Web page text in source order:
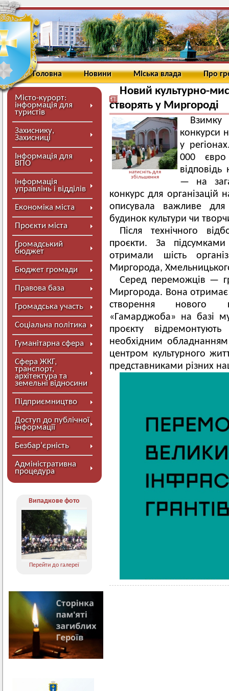
Головна Новини Міська влада Про
Місто-курорт:
інформація для
туристів
Захиснику,
Захисниці
Інформація для
ВПО
Інформація
управлінь і відділів
Економіка міста
Проєкти міста
Громадський
бюджет
Бюджет громади
Правова база
Громадська участь
Соціальна політика
Гуманітарна сфера
Сфера ЖКГ,
транспорт,
архітектура та
земельні відносини
Підприємництво
Доступ до публічної
інформації
Безбар’єрність
Адміністративна
процедура
Випадкове фото
Перейти до галереї
Новий культурно-
створять у Миргороді
натисніть для
збільшення
конкурси
у
000 євро
— на
конкурс для організацій
описувала важливе
будинок культури чи
Після технічного
проєкти. За підсумками
отримали шість
Миргорода,
Серед переможців —
Миргорода. Вона отримає
створення нового
«Гамарджоба» на базі
проєкту
необхідним
центром культурного
представниками різних